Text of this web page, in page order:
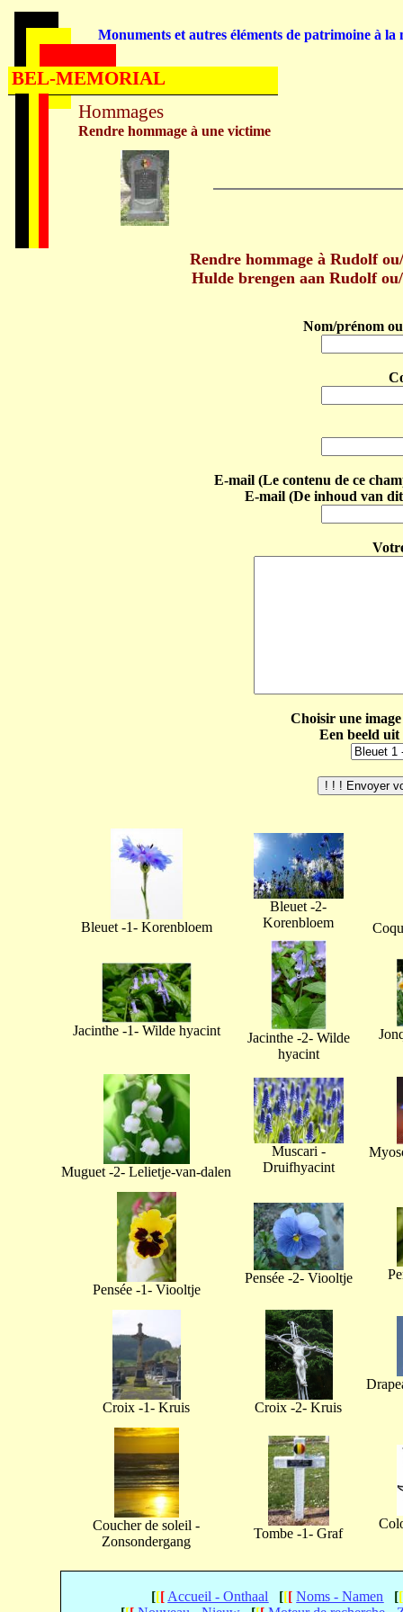
Rendre hommage à Rudolf
Hulde brengen aan Rudolf
Nom/prénom
E-mail (Le contenu de ce
E-mail (De inhoud van
Choisir une
Een beeld
Bleuet -1- Korenbloem
Bleuet -2-
Korenbloem
Jacinthe -1- Wilde hyacint
Jacinthe -2- Wilde
hyacint
Muguet -2- Lelietje-van-dalen
Muscari -
Druifhyacint
Pensée -1- Viooltje
Pensée -2- Viooltje
Croix -1- Kruis Croix -2- Kruis
Coucher de soleil -
Zonsondergang
Tombe -1- Graf
[[[ Accueil - Onthaal [[[ Noms - Namen [[
Hommages
Rendre hommage à une victime
Monuments et autres éléments de patrimoine à la
BEL-MEMORIAL